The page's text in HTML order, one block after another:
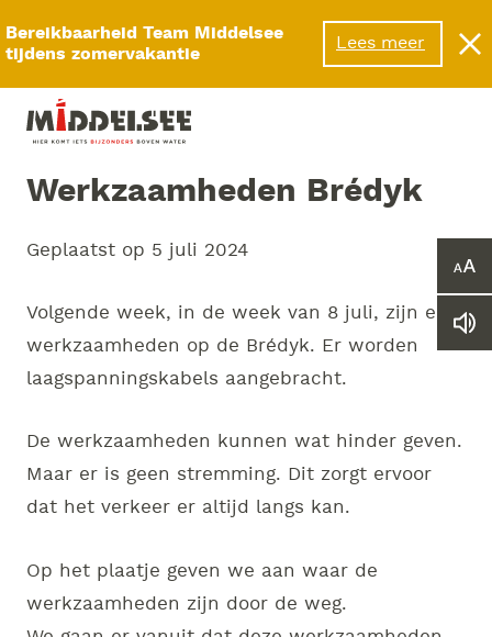
Bereikbaarheid Team Middelsee
tijdens zomervakantie
Lees meer
Menu
of
Werkzaamheden Brédyk
Geplaatst op 5 juli 2024
Volgende week, in de week van 8 juli, zijn er
werkzaamheden op de Brédyk. Er worden
laagspanningskabels aangebracht.
De werkzaamheden kunnen wat hinder geven.
Maar er is geen stremming. Dit zorgt ervoor
dat het verkeer er altijd langs kan.
Op het plaatje geven we aan waar de
werkzaamheden zijn door de weg.